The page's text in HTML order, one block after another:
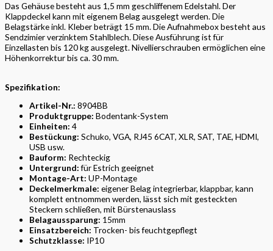
Das Gehäuse besteht aus 1,5 mm geschliffenem Edelstahl. Der
Klappdeckel kann mit eigenem Belag ausgelegt werden. Die
Belagstärke inkl. Kleber beträgt 15 mm. Die Aufnahmebox besteht aus
Sendzimier verzinktem Stahlblech. Diese Ausführung ist für
Einzellasten bis 120 kg ausgelegt. Nivellierschrauben ermöglichen eine
Höhenkorrektur bis ca. 30 mm.
Spezifikation:
Artikel-Nr.: 8904BB
Produktgruppe: Bodentank-System
Einheiten: 4
Bestückung: Schuko, VGA, RJ45 6CAT, XLR, SAT, TAE, HDMI,
USB usw.
Bauform: Rechteckig
Untergrund:für Estrich geeignet
Montage-Art: UP-Montage
Deckelmerkmale: eigener Belag integrierbar, klappbar, kann
komplett entnommen werden, lässt sich mit gesteckten
Steckern schließen, mit Bürstenauslass
Belagaussparung: 15mm
Einsatzbereich: Trocken- bis feuchtgepflegt
Schutzklasse: IP10